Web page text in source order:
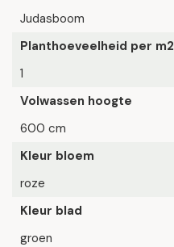
Judasboom
Planthoeveelheid per m2
1
Volwassen hoogte
600 cm
Kleur bloem
roze
Kleur blad
groen